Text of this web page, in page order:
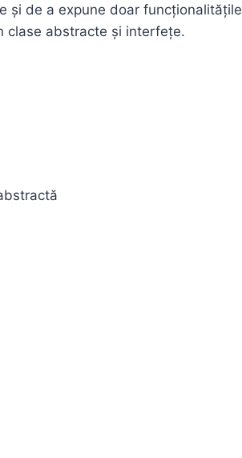
și de a expune doar funcționalitățile
clase abstracte și interfețe.